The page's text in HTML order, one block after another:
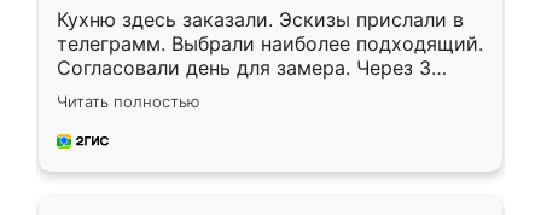
Кухню здесь заказали. Эскизы прислали в
телеграмм. Выбрали наиболее подходящий.
Согласовали день для замера. Через 3
недели кухня была уже готова. Остались
довольны работой. Спасибо Ренессанс
мебель за качественную работу!
Читать полностью